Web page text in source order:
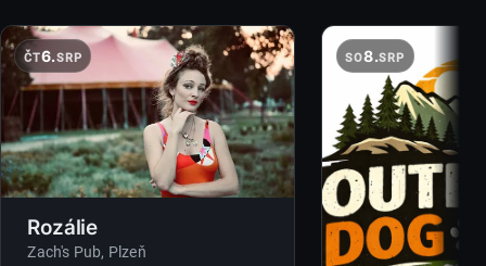
ČT6.SRP
Rozálie
Zach's Pub, Plzeň
SO8.SRP